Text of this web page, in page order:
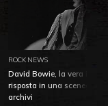
ROCK NEWS
David Bowie, la vera
risposta in una
archivi